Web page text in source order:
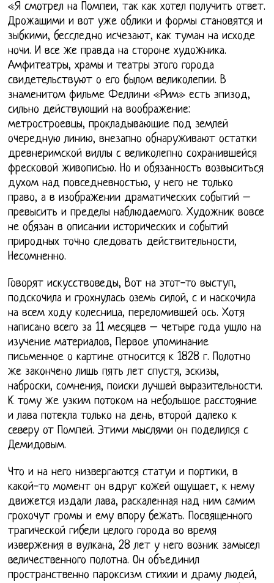
«Я смотрел на Помпеи, так как хотел получить ответ.
Дрожащими и вот уже облики и формы становятся и
зыбкими, бесследно исчезают, как туман на исходе
ночи. И все же правда на стороне художника.
Амфитеатры, храмы и театры этого города
свидетельствуют о его былом великолепии. В
знаменитом фильме Феллини «Рим» есть эпизод,
сильно действующий на воображение:
метростроевцы, прокладывающие под землей
очередную линию, внезапно обнаруживают остатки
древнеримской виллы с великолепно сохранившейся
фресковой живописью. Но и обязанность возвыситься
духом над повседневностью, у него не только
право, а в изображении драматических событий –
превысить и пределы наблюдаемого. Художник вовсе
не обязан в описании исторических и событий
природных точно следовать действительности,
Несомненно.
Говорят искусствоведы, Вот на этот-то выступ,
подскочила и грохнулась оземь силой, с и наскочила
на всем ходу колесница, переломившей ось. Хотя
написано всего за 11 месяцев – четыре года ушло на
изучение материалов, Первое упоминание
письменное о картине относится к 1828 г. Полотно
же закончено лишь пять лет спустя, эскизы,
наброски, сомнения, поиски лучшей выразительности.
К тому же узким потоком на небольшое расстояние
и лава потекла только на день, второй далеко к
северу от Помпей. Этими мыслями он поделился с
Демидовым.
Что и на него низвергаются статуи и портики, в
какой-то момент он вдруг кожей ощущает, к нему
движется издали лава, раскаленная над ним самим
грохочут громы и ему впору бежать. Посвященного
трагической гибели целого города во время
извержения в вулкана, 28 лет у него возник замысел
величественного полотна. Он объединил
пространственно пароксизм стихии и драму людей,